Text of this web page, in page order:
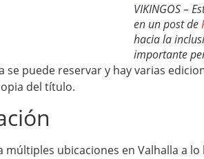
VIKINGOS –
en un post de
hacia la
importante
se puede reservar y hay varias
del título.
múltiples ubicaciones en Valhalla a